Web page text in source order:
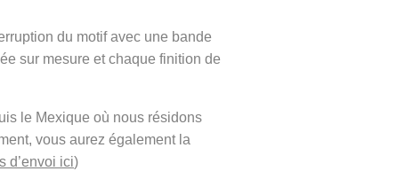
du motif avec une bande
sur mesure et chaque finition de
le Mexique où nous résidons
vous aurez également la
d’envoi ici)